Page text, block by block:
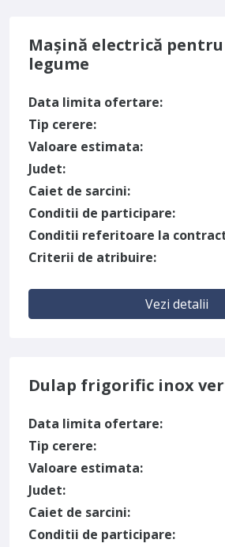
Mașină electrică
legume
Data limita ofertare:
Tip cerere:
Valoare estimata:
Judet:
Caiet de sarcini:
Conditii de participare:
Conditii referitoare la
Criterii de atribuire:
Vezi detalii
Dulap frigorific inox
Data limita ofertare:
Tip cerere:
Valoare estimata:
Judet:
Caiet de sarcini:
Conditii de participare: